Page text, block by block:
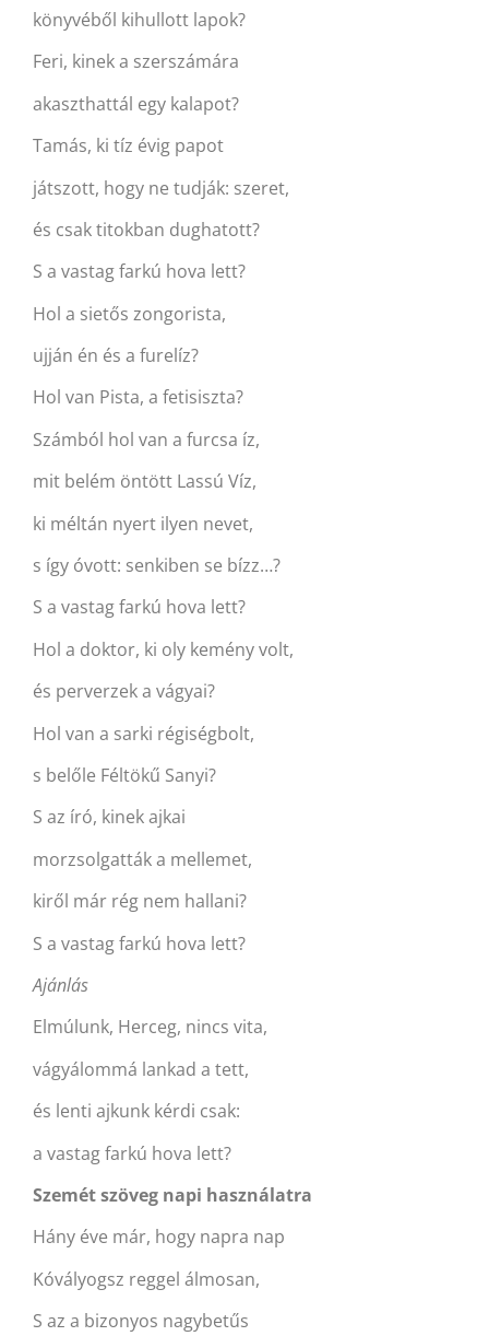
könyvéből kihullott lapok?
Feri, kinek a szerszámára
akaszthattál egy kalapot?
Tamás, ki tíz évig papot
játszott, hogy ne tudják: szeret,
és csak titokban dughatott?
S a vastag farkú hova lett?
Hol a sietős zongorista,
ujján én és a furelíz?
Hol van Pista, a fetisiszta?
Számból hol van a furcsa íz,
mit belém öntött Lassú Víz,
ki méltán nyert ilyen nevet,
s így óvott: senkiben se bízz…?
S a vastag farkú hova lett?
Hol a doktor, ki oly kemény volt,
és perverzek a vágyai?
Hol van a sarki régiségbolt,
s belőle Féltökű Sanyi?
S az író, kinek ajkai
morzsolgatták a mellemet,
kiről már rég nem hallani?
S a vastag farkú hova lett?
Ajánlás
Elmúlunk, Herceg, nincs vita,
vágyálommá lankad a tett,
és lenti ajkunk kérdi csak:
a vastag farkú hova lett?
Szemét szöveg napi használatra
Hány éve már, hogy napra nap
Kóvályogsz reggel álmosan,
S az a bizonyos nagybetűs